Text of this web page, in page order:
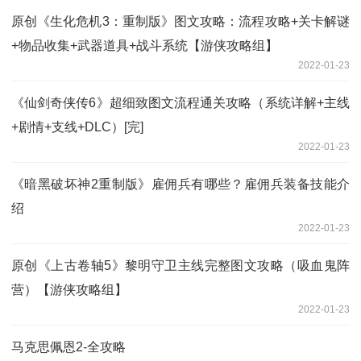
原创《生化危机3：重制版》图文攻略：流程攻略+关卡解谜
+物品收集+武器道具+战斗系统【游侠攻略组】
2022-01-23
《仙剑奇侠传6》超细致图文流程通关攻略（系统详解+主线
+剧情+支线+DLC）[完]
2022-01-23
《暗黑破坏神2重制版》雇佣兵有哪些？雇佣兵装备技能介
绍
2022-01-23
原创《上古卷轴5》黎明守卫主线完整图文攻略（吸血鬼阵
营）【游侠攻略组】
2022-01-23
马克思佩恩2-全攻略